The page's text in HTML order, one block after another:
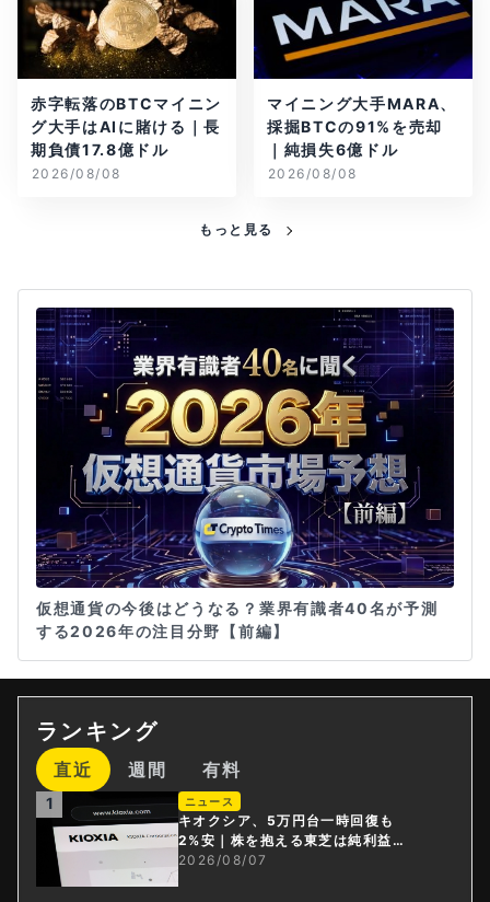
赤字転落のBTCマイニン
グ大手はAIに賭ける｜長
期負債17.8億ドル
2026/08/08
マイニング大手MARA、
採掘BTCの91%を売却
｜純損失6億ドル
2026/08/08
もっと見る
仮想通貨の今後はどうなる？業界有識者40名が予測
する2026年の注目分野【前編】
ランキング
直近 週間 有料
1 ニュース
キオクシア、5万円台一時回復も
2%安｜株を抱える東芝は純利益3
0倍
2026/08/07